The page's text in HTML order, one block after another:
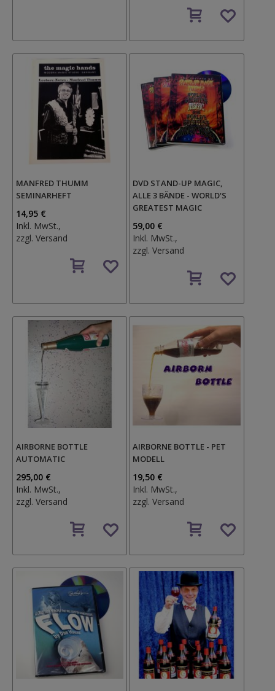
den
MANFRED THUMM
SEMINARHEFT
14,95 €
Inkl. MwSt.,
zzgl. Versand
den
DVD STAND-UP MAGIC,
ALLE 3 BÄNDE - WORLD'S
GREATEST MAGIC
59,00 €
Inkl. MwSt.,
zzgl.Versand
den
AIRBORNE BOTTLE
AUTOMATIC
295,00 €
Inkl. MwSt.,
zzgl. Versand
den
AIRBORNE BOTTLE - PET
MODELL
19,50 €
Inkl. MwSt.,
zzgl.Versand
den